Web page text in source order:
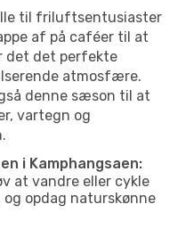
til friluftsentusiaster
af på caféer til at
det det perfekte
atmosfære.
denne sæson til at
vartegn og
i Kamphangsaen:
at vandre eller cykle
opdag naturskønne